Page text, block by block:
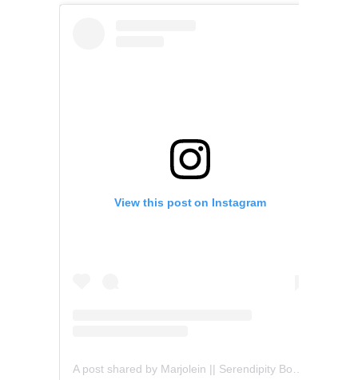
View this post on Instagram